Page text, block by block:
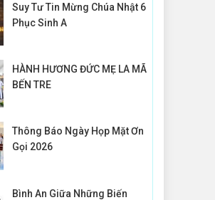
Suy Tư Tin Mừng Chúa Nhật 6
Phục Sinh A
HÀNH HƯƠNG ĐỨC MẸ LA MÃ
BẾN TRE
Thông Báo Ngày Họp Mặt Ơn
Gọi 2026
Bình An Giữa Những Biến